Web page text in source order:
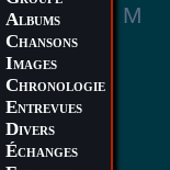
ALBUMS
CHANSONS
IMAGES
CHRONOLOGIE
ENTREVUES
DIVERS
ÉCHANGES
M